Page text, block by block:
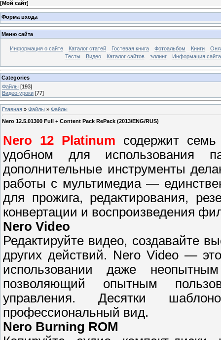
[Мой сайт]
Форма входа
Меню сайта
Информация о сайте Каталог статей Гостевая книга Фотоальбом Книги
Тесты
Видео Каталог сайтов эллинг Информация сайта
Categories
Файлы [193]
Видео-уроки [77]
Главная » Файлы » Файлы
Nero 12.5.01300 Full + Content Pack RePack (2013/ENG/RUS)
Nero 12 Platinum содержит
удобном для использования
дополнительные инструменты
работы с мультимедиа —
для прожига, редактирования,
конвертации и воспроизведения
Nero Video
Редактируйте видео, создавайте
других действий. Nero Video —
использовании даже
позволяющий опытным
управления. Десятки
профессиональный вид.
Nero Burning ROM